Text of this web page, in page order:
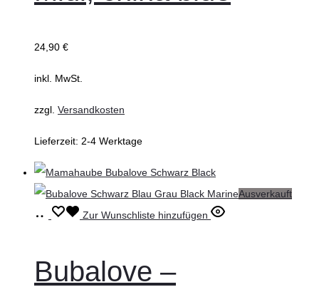
auf.
Optionen
der
werden
24,90 €
inkl. MwSt.
zzgl. Versandkosten
Lieferzeit: 2-4 Werktage
Ausverkauft
WeiterlesenZur Wunschliste hinzufügen
Bubalove –